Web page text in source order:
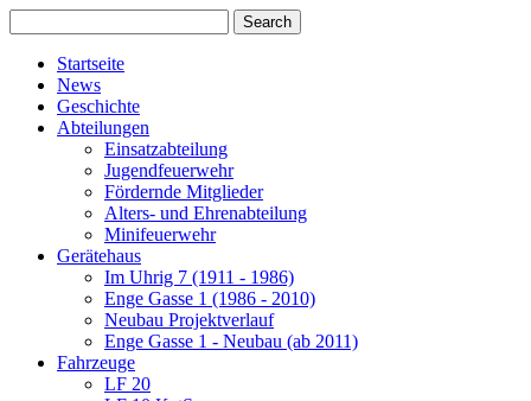
Startseite
News
Geschichte
Abteilungen
Einsatzabteilung
Jugendfeuerwehr
Fördernde Mitglieder
Alters- und Ehrenabteilung
Minifeuerwehr
Gerätehaus
Im Uhrig 7 (1911 - 1986)
Enge Gasse 1 (1986 - 2010)
Neubau Projektverlauf
Enge Gasse 1 - Neubau (ab 2011)
Fahrzeuge
LF 20